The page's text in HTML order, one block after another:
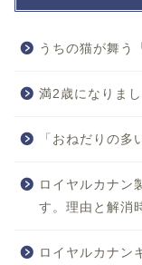
うちの猫が舞う
満2歳になりま
「おねだりの多
ロイヤルカナン
す。理由と解消
ロイヤルカナン